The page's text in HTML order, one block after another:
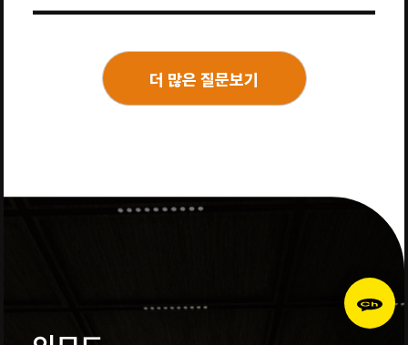
더 많은 질문보기